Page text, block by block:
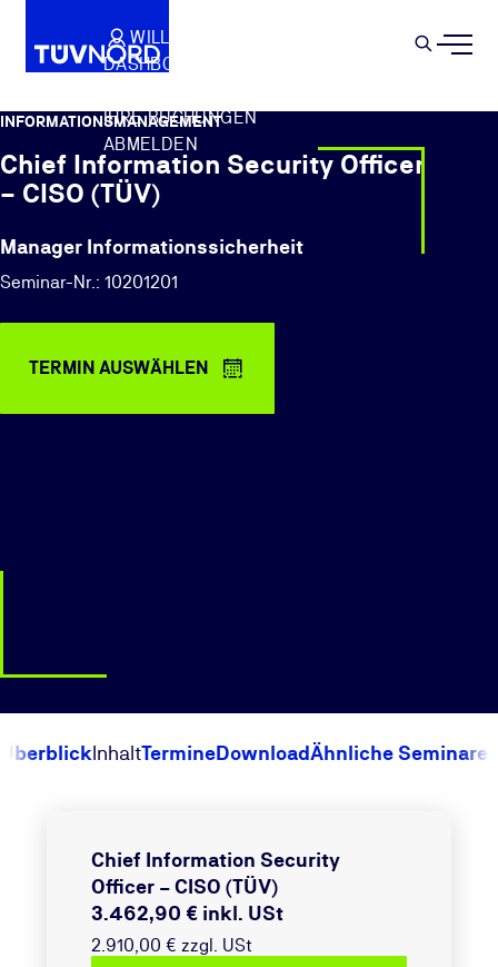
Springe zum Hauptinhalt
WILLKOMMEN
DASHBOARD
IHRE BUCHUNGEN
ABMELDEN
INFORMATIONSMANAGEMENT
Chief Information Security Officer
– CISO (TÜV)
Manager Informationssicherheit
Seminar-Nr.: 10201201
TERMIN AUSWÄHLEN
ÜberblickInhaltTermineDownloadÄhnliche Seminare
Chief Information Security
Officer – CISO (TÜV)
3.462,90 € inkl. USt
2.910,00 € zzgl. USt